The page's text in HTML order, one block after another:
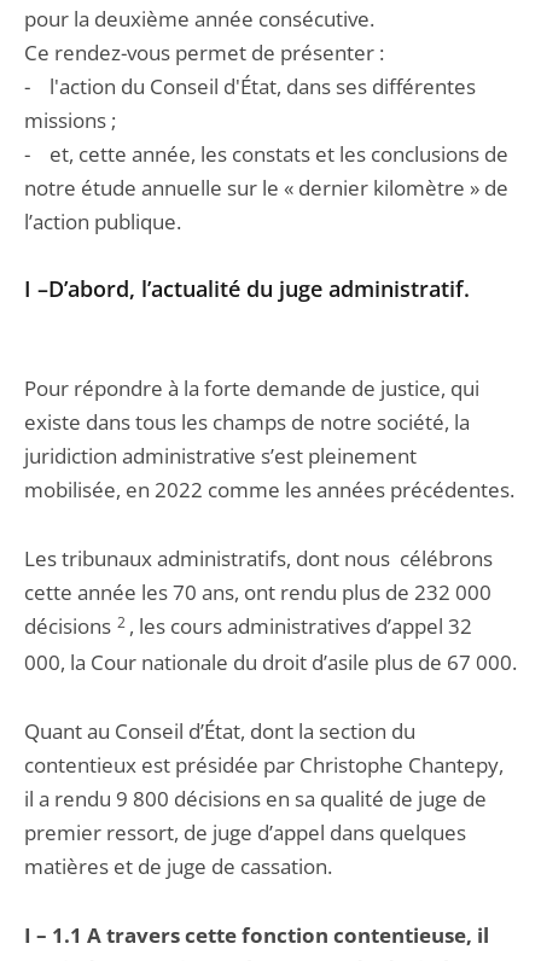
pour la deuxième année consécutive.
Ce rendez-vous permet de présenter :
- l'action du Conseil d'État, dans ses différentes
missions ;
- et, cette année, les constats et les conclusions de
notre étude annuelle sur le « dernier kilomètre » de
l’action publique.
I –D’abord, l’actualité du juge administratif.
Pour répondre à la forte demande de justice, qui
existe dans tous les champs de notre société, la
juridiction administrative s’est pleinement
mobilisée, en 2022 comme les années précédentes.
Les tribunaux administratifs, dont nous célébrons
cette année les 70 ans, ont rendu plus de 232 000
décisions 2, les cours administratives d’appel 32
000, la Cour nationale du droit d’asile plus de 67 000.
Quant au Conseil d’État, dont la section du
contentieux est présidée par Christophe Chantepy,
il a rendu 9 800 décisions en sa qualité de juge de
premier ressort, de juge d’appel dans quelques
matières et de juge de cassation.
I – 1.1 A travers cette fonction contentieuse, il